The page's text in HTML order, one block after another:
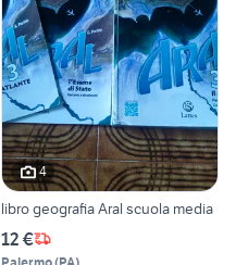
4
libro geografia Aral scuola media
12 €